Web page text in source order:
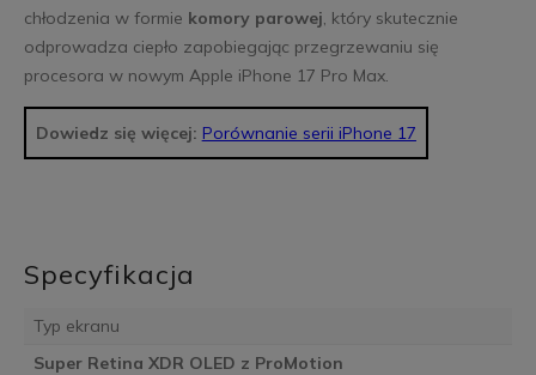
chłodzenia w formie komory parowej, który skutecznie
odprowadza ciepło zapobiegając przegrzewaniu się
procesora w nowym Apple iPhone 17 Pro Max.
Dowiedz się więcej: Porównanie serii iPhone 17
Specyfikacja
Typ ekranu
Super Retina XDR OLED z ProMotion